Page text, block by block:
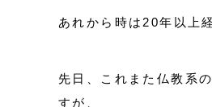
あれから時は20年以上
先日、これまた仏教系
すが、